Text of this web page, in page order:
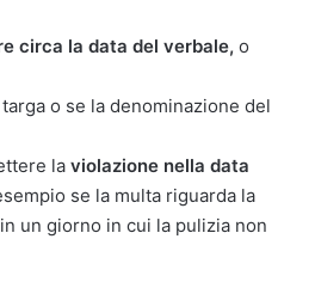
circa la data del verbale, o
o se la denominazione del
la violazione nella data
se la multa riguarda la
un giorno in cui la pulizia non